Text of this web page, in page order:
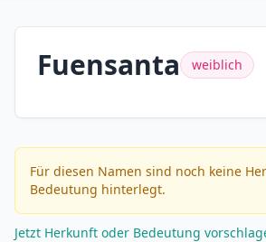
Fuensanta weiblich
Für diesen Namen sind noch keine
Bedeutung hinterlegt.
Jetzt Herkunft oder Bedeutung